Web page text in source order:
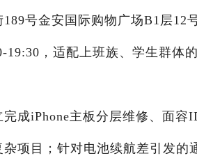
号金安国际购物广场B1层12
，适配上班族、学生群体
成iPhone主板分层维修、面
项目；针对电池续航差引发